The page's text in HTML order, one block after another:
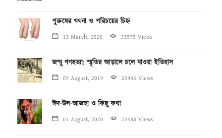
পুরুষের খৎনা ও পরিচয়ের চিহ্ন
13 March, 2020 33575 Views
জম্মু গণহত্যা: স্মৃতির আড়ালে চলে যাওয়া ইতিহাস
09 August, 2019 25985 Views
ঈদ-উল-আজহা ও কিছু কথা
01 August, 2020 23488 Views